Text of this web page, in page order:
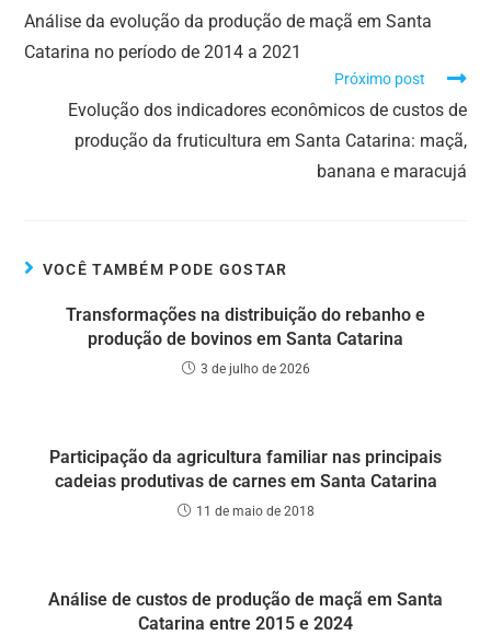
Análise da evolução da produção de maçã em Santa
Catarina no período de 2014 a 2021
Próximo post
Evolução dos indicadores econômicos de custos de
produção da fruticultura em Santa Catarina: maçã,
banana e maracujá
VOCÊ TAMBÉM PODE GOSTAR
Transformações na distribuição do rebanho e
produção de bovinos em Santa Catarina
3 de julho de 2026
Participação da agricultura familiar nas principais
cadeias produtivas de carnes em Santa Catarina
11 de maio de 2018
Análise de custos de produção de maçã em Santa
Catarina entre 2015 e 2024